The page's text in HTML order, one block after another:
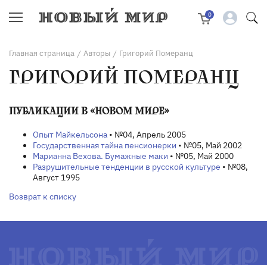
0
Главная страница / Авторы / Григорий Померанц
ГРИГОРИЙ ПОМЕРАНЦ
ПУБЛИКАЦИИ В «НОВОМ МИРЕ»
Опыт Майкельсона • №04, Апрель 2005
Государственная тайна пенсионерки • №05, Май 2002
Марианна Вехова. Бумажные маки • №05, Май 2000
Разрушительные тенденции в русской культуре • №08,
Август 1995
Возврат к списку